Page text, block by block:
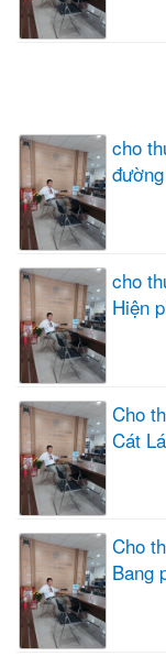
cho
cho
Hiện
Cho
Cát
Cho
Bang